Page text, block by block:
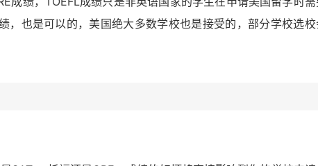
，也是可以的，美国绝大多数学校也是接受的，部分学校选